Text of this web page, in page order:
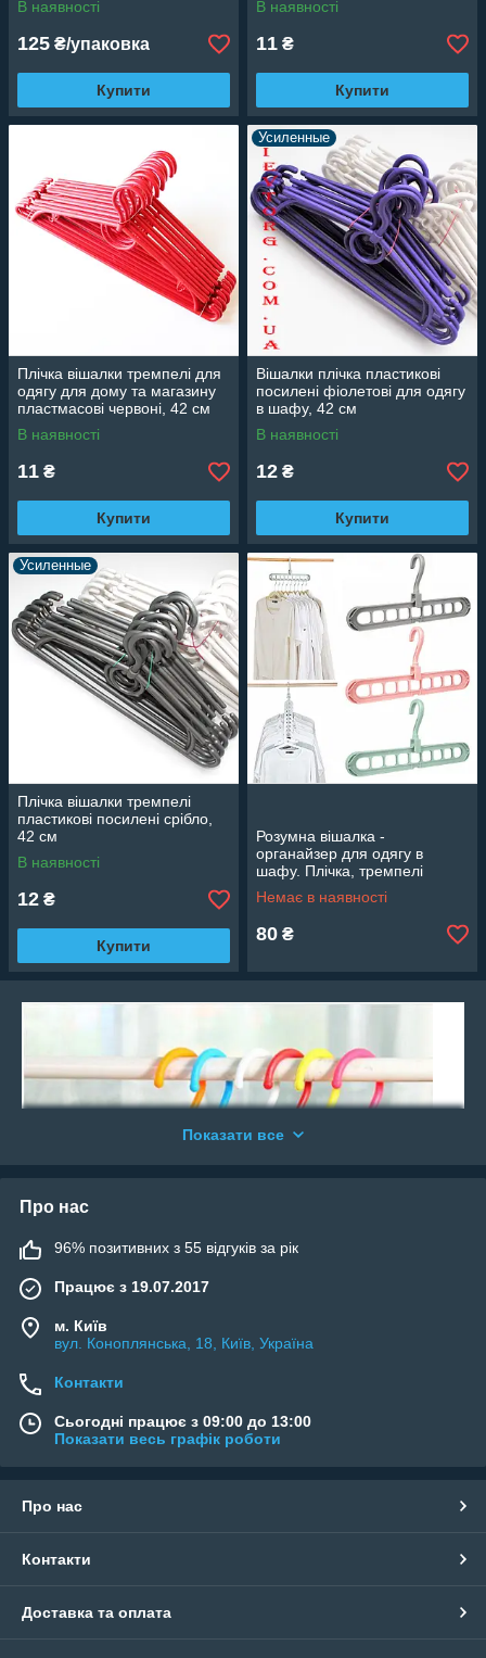
В наявності
125 ₴/упаковка
Купити
В наявності
11 ₴
Купити
Плічка вішалки тремпелі для
одягу для дому та магазину
пластмасові червоні, 42 см
В наявності
11 ₴
Купити
Усиленные
Вішалки плічка пластикові
посилені фіолетові для одягу
в шафу, 42 см
В наявності
12 ₴
Купити
Усиленные
Плічка вішалки тремпелі
пластикові посилені срібло,
42 см
В наявності
12 ₴
Купити
Розумна вішалка -
органайзер для одягу в
шафу. Плічка, тремпелі
багатофункціональні
багатоярусні вертикальні
Немає в наявності
80 ₴
Недорогими та практичними аксесуарами для одягу є
експлуатаційними характеристиками, будучи ідеальним
Показати все
Про нас
96% позитивних з 55 відгуків за рік
Працює з 19.07.2017
м. Київ
вул. Коноплянська, 18, Київ, Україна
Контакти
Сьогодні працює з 09:00 до 13:00
Показати весь графік роботи
Про нас
Контакти
Доставка та оплата